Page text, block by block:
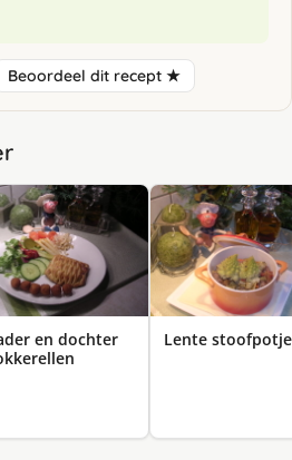
Beoordeel dit recept ★
en dochter
Lente stoofpotje